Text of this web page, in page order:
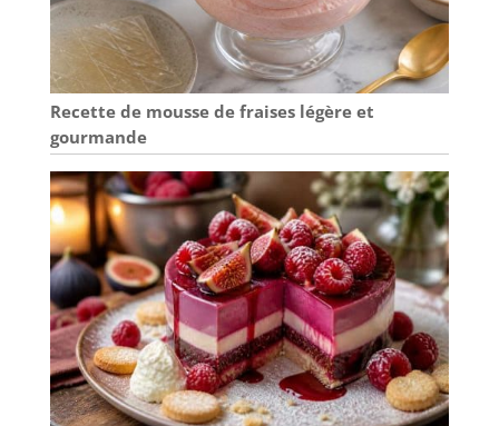
Recette de mousse de fraises légère et
gourmande